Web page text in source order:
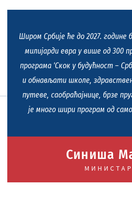
Широм Србије ће до 2027. године
милијарди евра у више од 300
програма 'Скок у будућност –
и обнављати школе,
путеве, саобраћајнице, брзе
је много шири програм од
Синиша
МИНИСТАР